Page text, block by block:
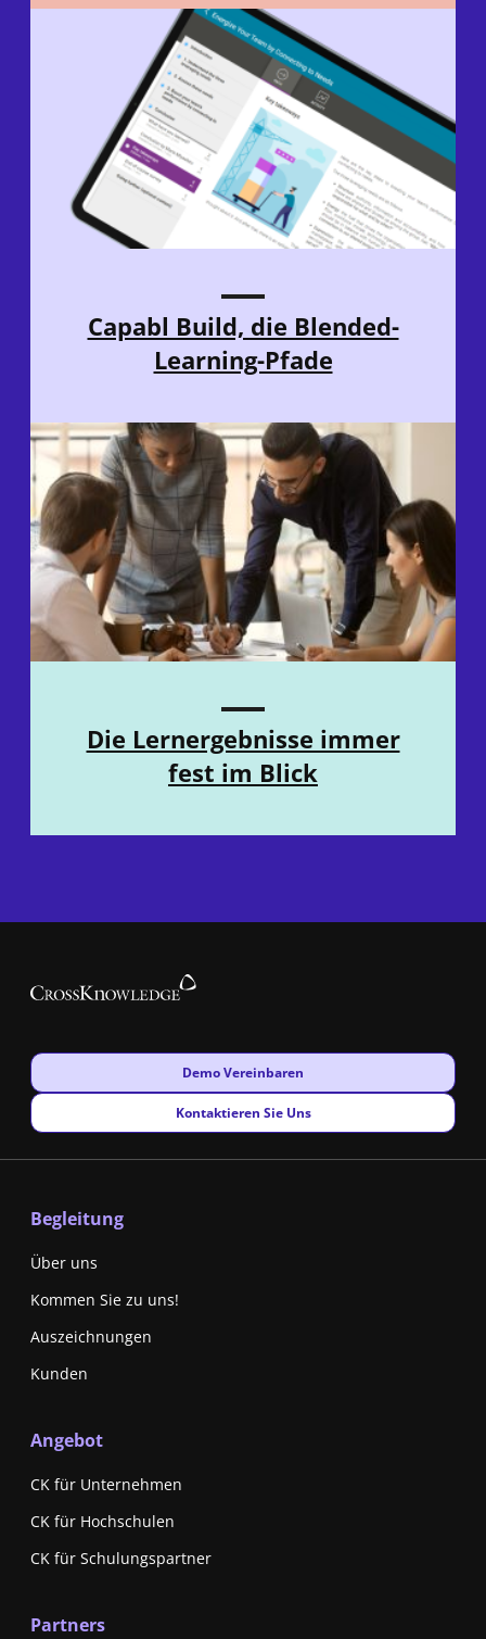
Capabl Build, die Blended-
Learning-Pfade
Die Lernergebnisse immer
fest im Blick
New window
Demo Vereinbaren
New window
Kontaktieren Sie Uns
Begleitung
Über uns
Kommen Sie zu uns!
Auszeichnungen
Kunden
Angebot
CK für Unternehmen
CK für Hochschulen
CK für Schulungspartner
Partners